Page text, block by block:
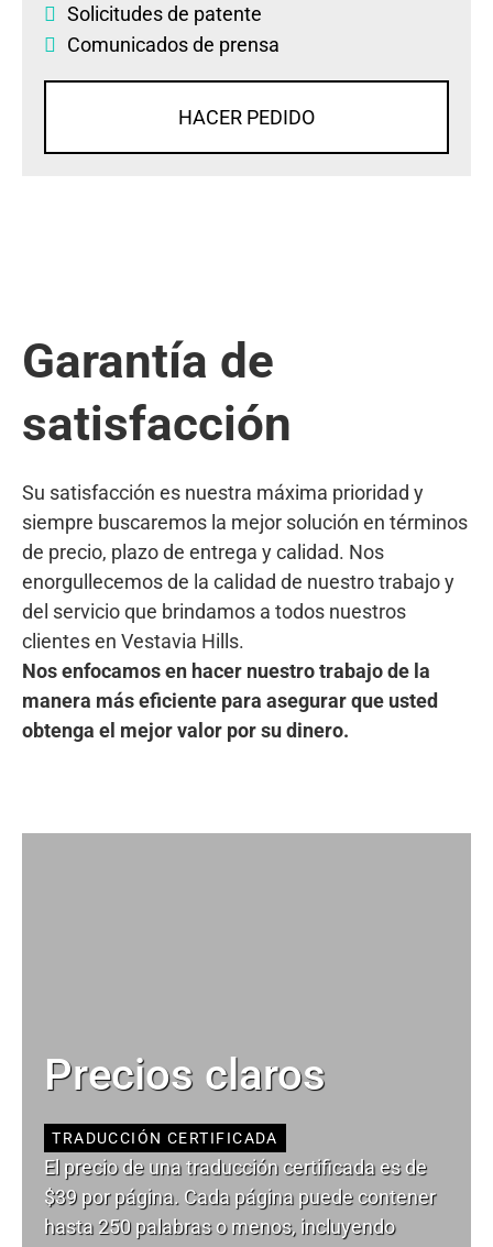
Solicitudes de patente
Comunicados de prensa
HACER PEDIDO
Garantía de
satisfacción
Su satisfacción es nuestra máxima prioridad y
siempre buscaremos la mejor solución en términos
de precio, plazo de entrega y calidad. Nos
enorgullecemos de la calidad de nuestro trabajo y
del servicio que brindamos a todos nuestros
clientes en Vestavia Hills.
Nos enfocamos en hacer nuestro trabajo de la
manera más eficiente para asegurar que usted
obtenga el mejor valor por su dinero.
Precios claros
TRADUCCIÓN CERTIFICADA
El precio de una traducción certificada es de
$39 por página. Cada página puede contener
hasta 250 palabras o menos, incluyendo